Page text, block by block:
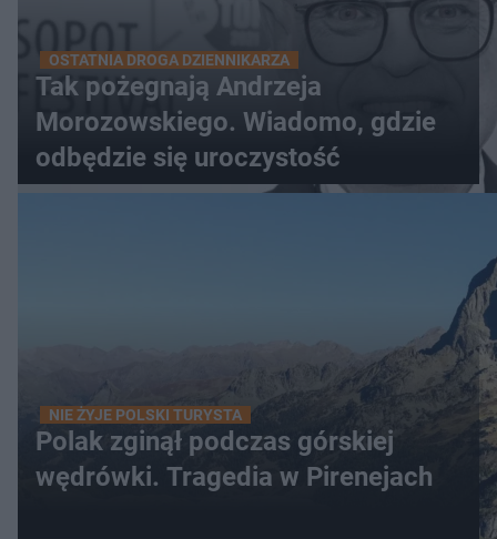
OSTATNIA DROGA DZIENNIKARZA
Tak pożegnają Andrzeja
Morozowskiego. Wiadomo, gdzie
odbędzie się uroczystość
NIE ŻYJE POLSKI TURYSTA
Polak zginął podczas górskiej
wędrówki. Tragedia w Pirenejach